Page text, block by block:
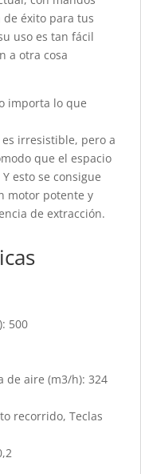
éxito para tus
uso es tan fácil
a otra cosa
importa lo que
irresistible, pero a
que el espacio
esto se consigue
motor potente y
de extracción.
500
de aire (m3/h): 324
recorrido, Teclas